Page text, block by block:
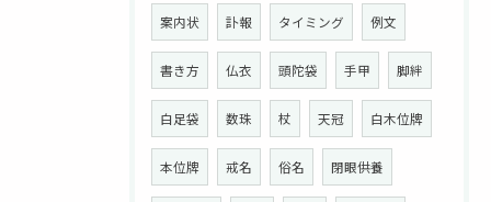
案内状 訃報 タイミング 例文
書き方 仏衣 頭陀袋 手甲 脚絆
白足袋 数珠 杖 天冠 白木位牌
本位牌 戒名 俗名 閉眼供養